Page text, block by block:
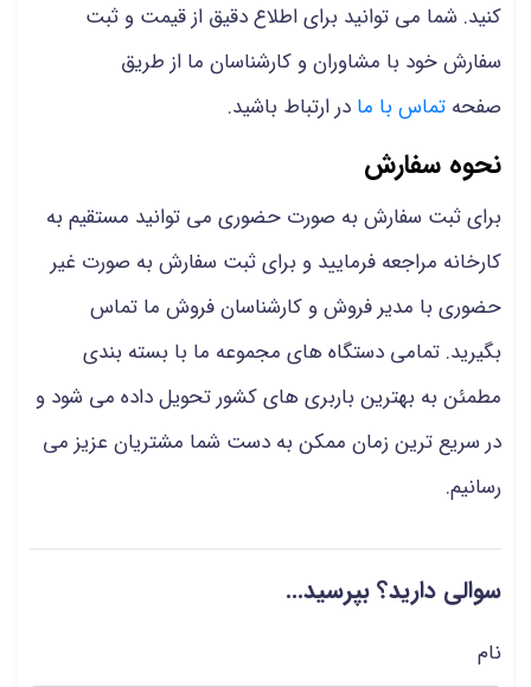
کنید. شما می توانید برای اطلاع دقیق از قیمت و ثبت
سفارش خود با مشاوران و کارشناسان ما از طریق
صفحه تماس با ما در ارتباط باشید.
نحوه سفارش
برای ثبت سفارش به صورت حضوری می توانید مستقیم به
کارخانه مراجعه فرمایید و برای ثبت سفارش به صورت غیر
حضوری با مدیر فروش و کارشناسان فروش ما تماس
بگیرید. تمامی دستگاه های مجموعه ما با بسته بندی
مطمئن به بهترین باربری های کشور تحویل داده می شود و
در سریع ترین زمان ممکن به دست شما مشتریان عزیز می
رسانیم.
سوالی دارید؟ بپرسید...
نام